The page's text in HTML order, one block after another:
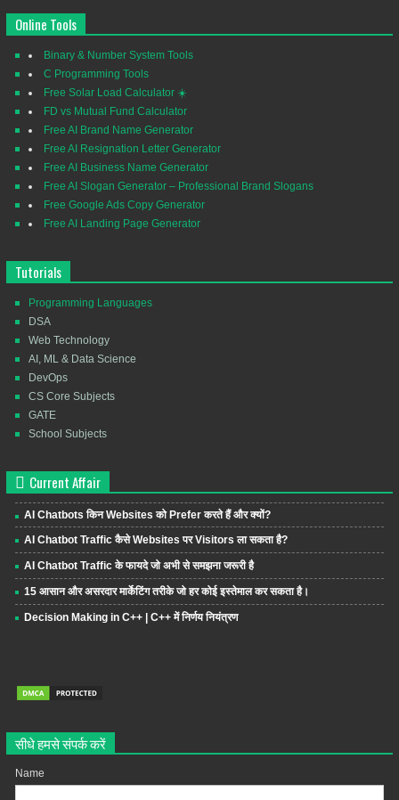
Online Tools
Binary & Number System Tools
C Programming Tools
Free Solar Load Calculator ☀️
FD vs Mutual Fund Calculator
Free AI Brand Name Generator
Free AI Resignation Letter Generator
Free AI Business Name Generator
Free AI Slogan Generator – Professional Brand Slogans
Free Google Ads Copy Generator
Free AI Landing Page Generator
Tutorials
Programming Languages
DSA
Web Technology
AI, ML & Data Science
DevOps
CS Core Subjects
GATE
School Subjects
Current Affair
AI Chatbots किन Websites को Prefer करते हैं और क्यों?
AI Chatbot Traffic कैसे Websites पर Visitors ला सकता है?
AI Chatbot Traffic के फायदे जो अभी से समझना जरूरी है
15 आसान और असरदार मार्केटिंग तरीके जो हर कोई इस्तेमाल कर सकता है।
Decision Making in C++ | C++ में निर्णय नियंत्रण
सीधे हमसे संपर्क करें
Name